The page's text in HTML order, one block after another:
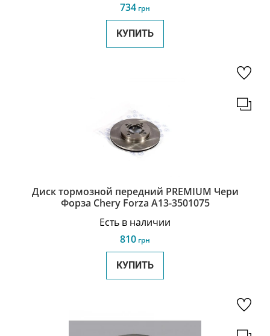
734 грн
КУПИТЬ
Диск тормозной передний PREMIUM Чери
Форза Chery Forza A13-3501075
Есть в наличии
810 грн
КУПИТЬ